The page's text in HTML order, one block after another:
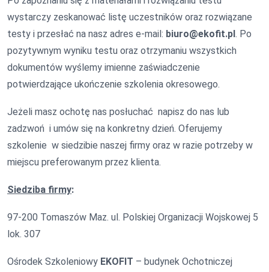
wystarczy zeskanować listę uczestników oraz rozwiązane
testy i przesłać na nasz adres e-mail: biuro@ekofit.pl . Po
pozytywnym wyniku testu oraz otrzymaniu wszystkich
dokumentów wyślemy imienne zaświadczenie
potwierdzające ukończenie szkolenia okresowego.
Jeżeli masz ochotę nas posłuchać napisz do nas lub
zadzwoń i umów się na konkretny dzień. Oferujemy
szkolenie w siedzibie naszej firmy oraz w razie potrzeby w
miejscu preferowanym przez klienta.
Siedziba firmy:
97-200 Tomaszów Maz. ul. Polskiej Organizacji Wojskowej 5
lok. 307
Ośrodek Szkoleniowy EKOFIT – budynek Ochotniczej